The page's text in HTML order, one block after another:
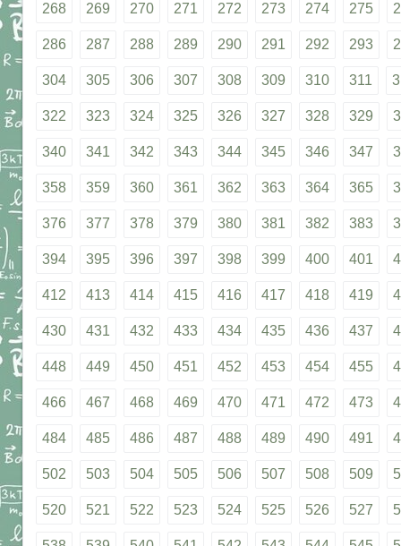
268 269 270 271 272 273 274 275
286 287 288 289 290 291 292 293
304 305 306 307 308 309 310 311
322 323 324 325 326 327 328 329
340 341 342 343 344 345 346 347
358 359 360 361 362 363 364 365
376 377 378 379 380 381 382 383
394 395 396 397 398 399 400 401
412 413 414 415 416 417 418 419
430 431 432 433 434 435 436 437
448 449 450 451 452 453 454 455
466 467 468 469 470 471 472 473
484 485 486 487 488 489 490 491
502 503 504 505 506 507 508 509
520 521 522 523 524 525 526 527